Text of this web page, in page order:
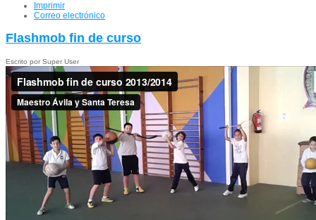
Imprimir
Correo electrónico
Flashmob fin de curso
Escrito por Super User